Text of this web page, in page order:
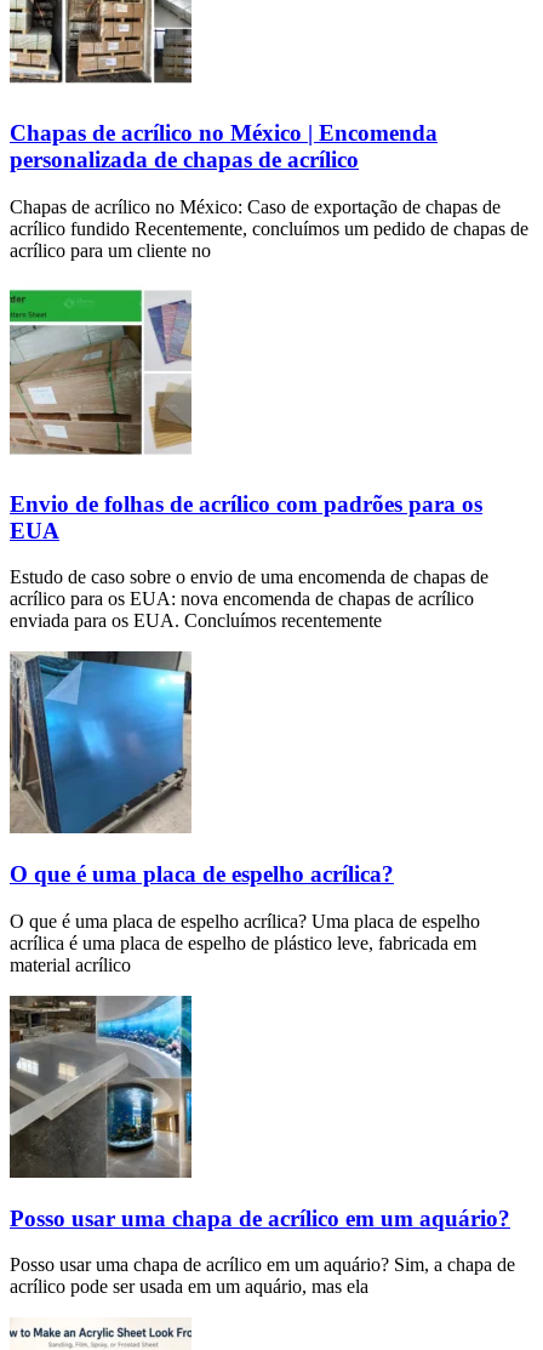
Chapas de acrílico no México | Encomenda
personalizada de chapas de acrílico
Chapas de acrílico no México: Caso de exportação de chapas de
acrílico fundido Recentemente, concluímos um pedido de chapas de
acrílico para um cliente no
Envio de folhas de acrílico com padrões para os
EUA
Estudo de caso sobre o envio de uma encomenda de chapas de
acrílico para os EUA: nova encomenda de chapas de acrílico
enviada para os EUA. Concluímos recentemente
O que é uma placa de espelho acrílica?
O que é uma placa de espelho acrílica? Uma placa de espelho
acrílica é uma placa de espelho de plástico leve, fabricada em
material acrílico
Posso usar uma chapa de acrílico em um aquário?
Posso usar uma chapa de acrílico em um aquário? Sim, a chapa de
acrílico pode ser usada em um aquário, mas ela